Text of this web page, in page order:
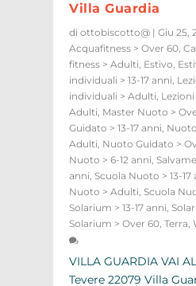
Villa Guardia
diottobiscotto@ |Giu 25,
Acquafitness > Over 60,
fitness > Adulti, Estivo,
individuali > 13-17 anni,
individuali > Adulti,
Adulti, Master Nuoto >
Guidato > 13-17 anni,
Adulti, Nuoto Guidato >
Nuoto > 6-12 anni,
anni,Scuola Nuoto > 13-17
Nuoto > Adulti,Scuola
Solarium > 13-17 anni,
Solarium > Over 60,Terra,
VILLA GUARDIA VAI
Tevere 22079 Villa